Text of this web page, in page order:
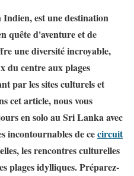
est une destination
quête d'aventure et de
une diversité incroyable,
du centre aux plages
par les sites culturels et
cet article, nous vous
en solo au Sri Lanka avec
incontournables de cecircuit
les rencontres culturelles
plages idylliques. Préparez-